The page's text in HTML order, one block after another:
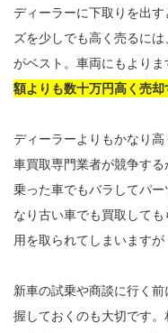
ディーラーに下取りを出
ズを少しでも高く売るに
がベスト。車両にもよりま
額よりも数十万円高く売
ディーラーよりもかなり
車買取専門業者が競争す
乗った車でもバラしてパ
なり古い車でも買取して
用を取られてしまいますが
新車の試乗や商談に行く
握しておくのも大切です